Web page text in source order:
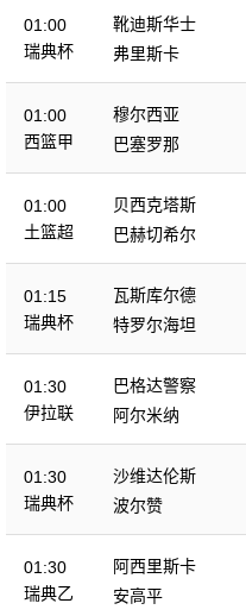
01:00
瑞典杯
靴迪斯华士
弗里斯卡
01:00
西篮甲
穆尔西亚
巴塞罗那
01:00
土篮超
贝西克塔斯
巴赫切希尔
01:15
瑞典杯
瓦斯库尔德
特罗尔海坦
01:30
伊拉联
巴格达警察
阿尔米纳
01:30
瑞典杯
沙维达伦斯
波尔赞
01:30
瑞典乙
阿西里斯卡
安高平